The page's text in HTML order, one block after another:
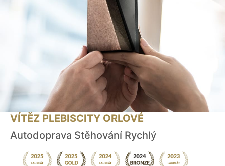
VÍTĚZ PLEBISCITY ORLOVÉ
Autodoprava Stěhování Rychlý